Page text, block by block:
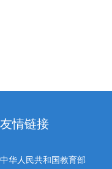
友情链接
中华人民共和国教育部